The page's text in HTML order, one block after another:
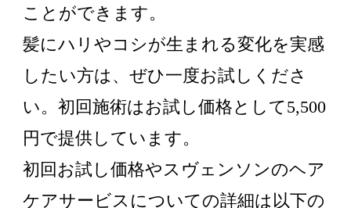
ことができます。
髪にハリやコシが生まれる変化を実感
したい方は、ぜひ一度お試しくださ
い。初回施術はお試し価格として5,500
円で提供しています。
初回お試し価格やスヴェンソンのヘア
ケアサービスについての詳細は以下の